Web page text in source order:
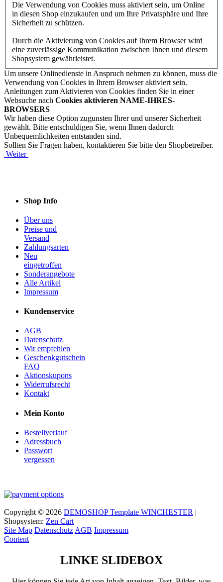
Die Verwendung von Cookies muss aktiviert sein, um Online
in diesen Shop einzukaufen und um Ihre Privatsphäre und Ihre
Sicherheit zu schützen.
Durch die Aktivierung von Cookies auf Ihrem Browser wird
eine zuverlässige Kommunikation zwischen Ihnen und diesem
Shopsystem gewährleistet.
Um unsere Onlinedienste in Anspruch nehmen zu können, muss die
Verwendung von Cookies in Ihrem Browser aktiviert sein.
Anleitungen zum Aktivieren von Cookies finden Sie in einer
Websuche nach Cookies aktivieren NAME-IHRES-
BROWSERS
Wir haben diese Option zugunsten Ihrer und unserer Sicherheit
gewählt. Bitte entschuldigen Sie, wenn Ihnen dadurch
Unbequemlichkeiten entstanden sind.
Sollten Sie Fragen haben, kontaktieren Sie bitte den Shopbetreiber.
Weiter
Shop Info
Über uns
Preise und
Versand
Zahlungsarten
Neu
eingetroffen
Sonderangebote
Alle Artikel
Impressum
Kundenservice
AGB
Datenschutz
Wir empfehlen
Geschenkgutschein
FAQ
Aktionskupons
Widerrufsrecht
Kontakt
Mein Konto
Bestellverlauf
Adressbuch
Passwort
vergessen
Copyright © 2026 DEMOSHOP Template WINCHESTER |
Shopsystem: Zen Cart
Site Map Datenschutz AGB Impressum
Content
LINKE SLIDEBOX